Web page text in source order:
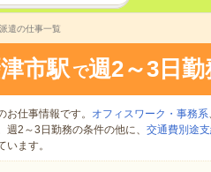
遣の仕事一覧
市駅 で週2～3日勤
お仕事情報です。 オフィスワーク・事務系
週2～3日勤務の条件の他に、 交通費別途支
います。